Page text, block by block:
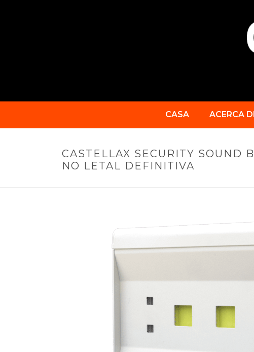
CASA ACERCA
CASTELLAX SECURITY SOUND
NO LETAL DEFINITIVA